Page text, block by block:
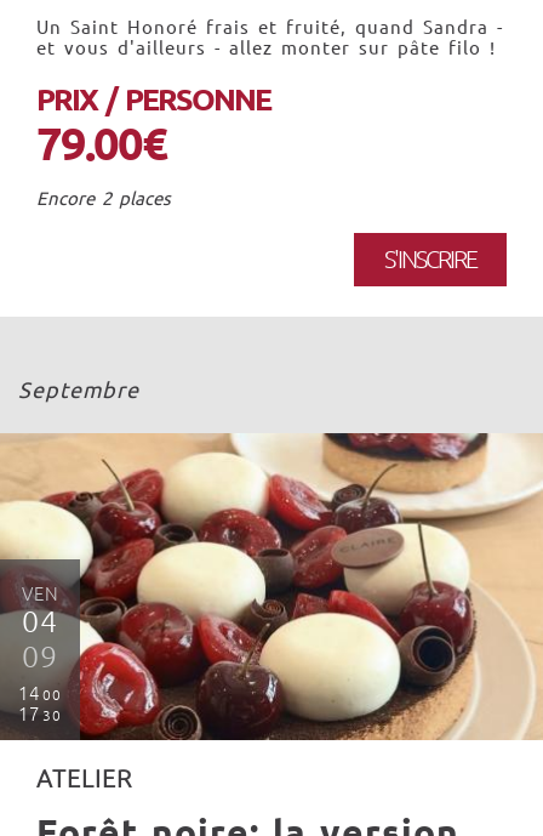
Un Saint Honoré frais et fruité, quand Sandra -
et vous d'ailleurs - allez monter sur pâte filo !
PRIX / PERSONNE
79.00€
Encore 2 places
S'INSCRIRE
Septembre
VEN
04
09
14 00
17 30
ATELIER